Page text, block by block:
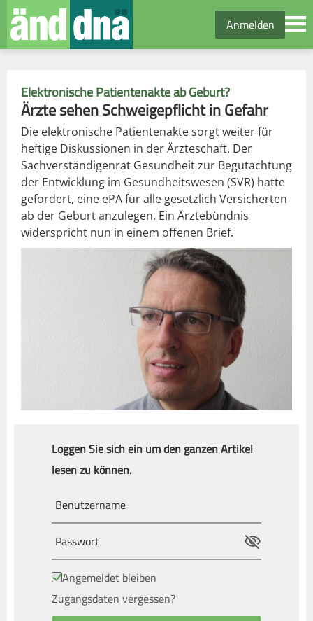
Anmelden
Elektronische Patientenakte ab Geburt?
Ärzte sehen Schweigepflicht in Gefahr
Die elektronische Patientenakte sorgt weiter für
heftige Diskussionen in der Ärzteschaft. Der
Sachverständigenrat Gesundheit zur Begutachtung
der Entwicklung im Gesundheitswesen (SVR) hatte
gefordert, eine ePA für alle gesetzlich Versicherten
ab der Geburt anzulegen. Ein Ärztebündnis
widerspricht nun in einem offenen Brief.
Loggen Sie sich ein um den ganzen Artikel
lesen zu können.
Angemeldet bleiben
Zugangsdaten vergessen?